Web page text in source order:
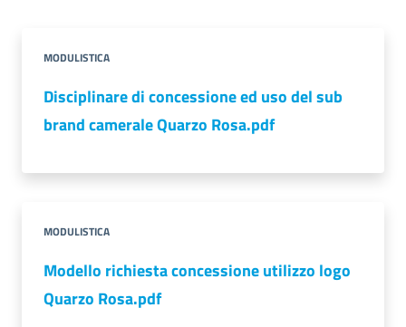
on line
Servizi
MODULISTICA
Disciplinare di concessione ed uso del sub
brand camerale Quarzo Rosa.pdf
MODULISTICA
Modello richiesta concessione utilizzo logo
Quarzo Rosa.pdf